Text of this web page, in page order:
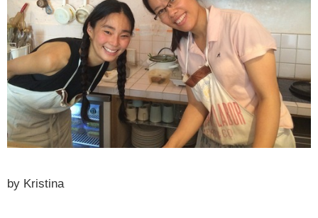
by Kristina